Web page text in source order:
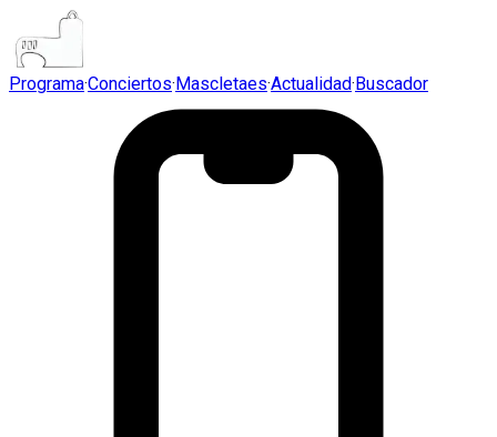
Programa·Conciertos·Mascletaes·Actualidad·Buscador